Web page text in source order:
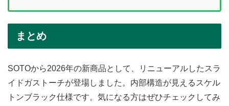
まとめ
SOTOから2026年の新商品として、リニューアルしたスラ
イドガストーチが登場しました。内部構造が見えるスケル
トンブラック仕様です。気になる方はぜひチェックしてみ